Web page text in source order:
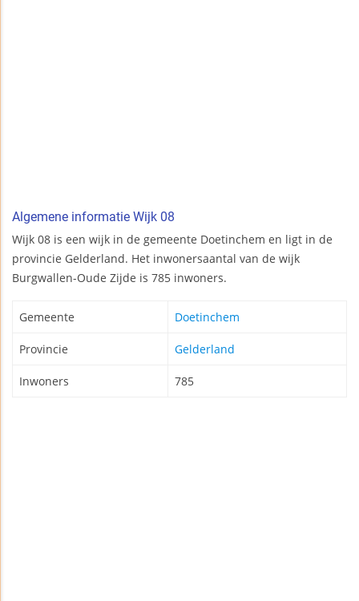
Algemene informatie Wijk 08
Wijk 08 is een wijk in de gemeente Doetinchem en ligt in de
provincie Gelderland. Het inwonersaantal van de wijk
Burgwallen-Oude Zijde is 785 inwoners.
Gemeente Doetinchem
Provincie Gelderland
Inwoners 785